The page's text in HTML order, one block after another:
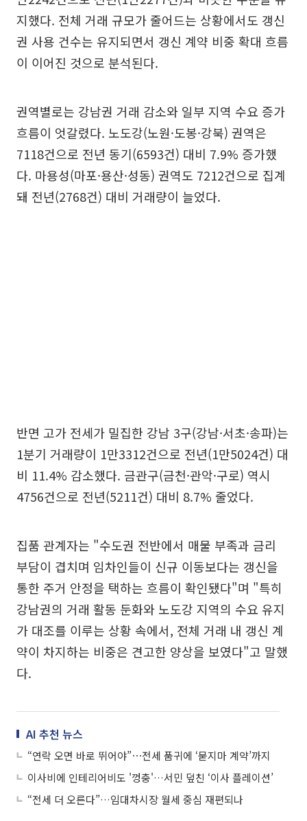
지했다. 전체 거래 규모가 줄어드는 상황에서도 갱신
권 사용 건수는 유지되면서 갱신 계약 비중 확대 흐름
이 이어진 것으로 분석된다.
권역별로는 강남권 거래 감소와 일부 지역 수요 증가
흐름이 엇갈렸다. 노도강(노원·도봉·강북) 권역은
7118건으로 전년 동기(6593건) 대비 7.9% 증가했
다. 마용성(마포·용산·성동) 권역도 7212건으로 집계
돼 전년(2768건) 대비 거래량이 늘었다.
반면 고가 전세가 밀집한 강남 3구(강남·서초·송파)는
1분기 거래량이 1만3312건으로 전년(1만5024건) 대
비 11.4% 감소했다. 금관구(금천·관악·구로) 역시
4756건으로 전년(5211건) 대비 8.7% 줄었다.
집품 관계자는 "수도권 전반에서 매물 부족과 금리
부담이 겹치며 임차인들이 신규 이동보다는 갱신을
통한 주거 안정을 택하는 흐름이 확인됐다"며 "특히
강남권의 거래 활동 둔화와 노도강 지역의 수요 유지
가 대조를 이루는 상황 속에서, 전체 거래 내 갱신 계
약이 차지하는 비중은 견고한 양상을 보였다"고 말했
다.
AI 추천 뉴스
“연락 오면 바로 뛰어야”⋯전세 품귀에 ‘묻지마 계약’까지
이사비에 인테리어비도 '껑충'…서민 덮친 ‘이사 플레이션’
“전세 더 오른다”…임대차시장 월세 중심 재편되나